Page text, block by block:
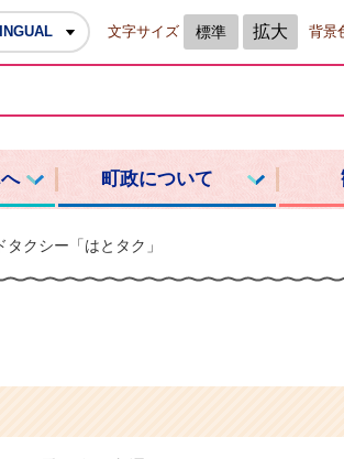
文字サイズ 標準 拡大 背景
町政について
タクシー「はとタク」